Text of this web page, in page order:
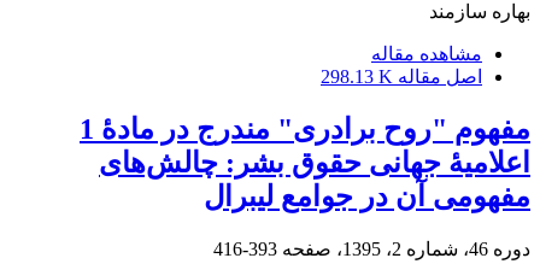
بهاره سازمند
مشاهده مقاله
اصل مقاله 298.13 K
مفهوم "روح برادری" مندرج در مادۀ 1
اعلامیۀ جهانی حقوق بشر: چالش‌های
مفهومی آن در جوامع لیبرال
دوره 46، شماره 2، 1395، صفحه 393-416